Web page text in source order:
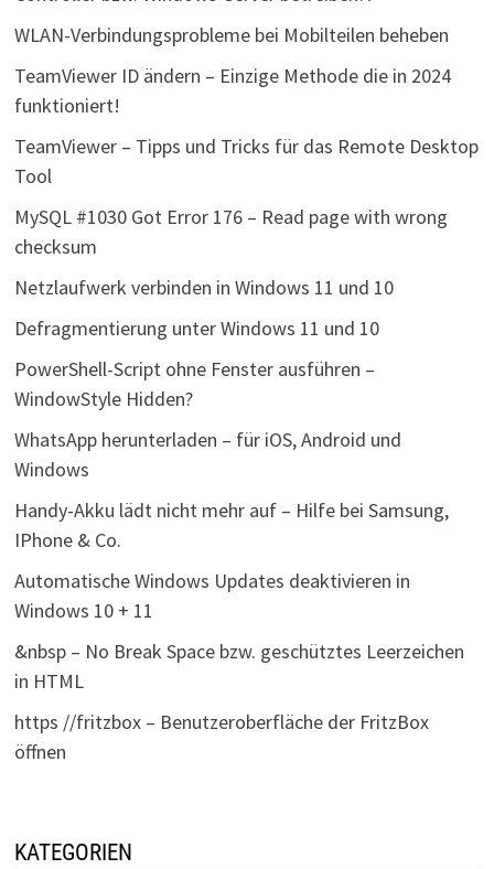
WLAN-Verbindungsprobleme bei Mobilteilen beheben
TeamViewer ID ändern – Einzige Methode die in 2024
funktioniert!
TeamViewer – Tipps und Tricks für das Remote Desktop
Tool
MySQL #1030 Got Error 176 – Read page with wrong
checksum
Netzlaufwerk verbinden in Windows 11 und 10
Defragmentierung unter Windows 11 und 10
PowerShell-Script ohne Fenster ausführen –
WindowStyle Hidden?
WhatsApp herunterladen – für iOS, Android und
Windows
Handy-Akku lädt nicht mehr auf – Hilfe bei Samsung,
IPhone & Co.
Automatische Windows Updates deaktivieren in
Windows 10 + 11
&nbsp – No Break Space bzw. geschütztes Leerzeichen
in HTML
https //fritzbox – Benutzeroberfläche der FritzBox
öffnen
KATEGORIEN